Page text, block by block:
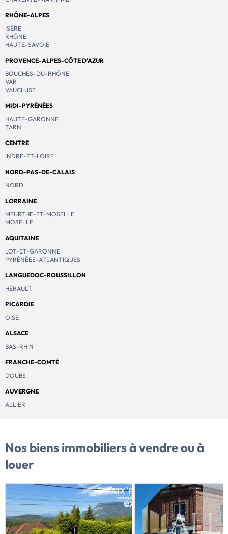
RHÔNE-ALPES
ISÈRE
RHÔNE
HAUTE-SAVOIE
PROVENCE-ALPES-CÔTE D'AZUR
BOUCHES-DU-RHÔNE
VAR
VAUCLUSE
MIDI-PYRÉNÉES
HAUTE-GARONNE
TARN
CENTRE
INDRE-ET-LOIRE
NORD-PAS-DE-CALAIS
NORD
LORRAINE
MEURTHE-ET-MOSELLE
MOSELLE
AQUITAINE
LOT-ET-GARONNE
PYRÉNÉES-ATLANTIQUES
LANGUEDOC-ROUSSILLON
HÉRAULT
PICARDIE
OISE
ALSACE
BAS-RHIN
FRANCHE-COMTÉ
DOUBS
AUVERGNE
ALLIER
Nos biens immobiliersà vendre ou à
louer